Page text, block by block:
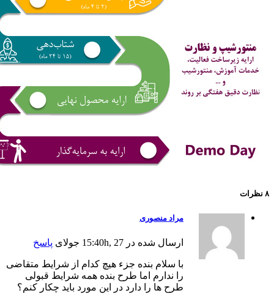
۸ نظرات
مراد منصوری
ارسال شده در 15:40h, 27 جولای پاسخ
با سلام بنده جزء هیچ کدام از شرایط متقاضی
را ندارم اما طرح بنده همه شرایط قبولی
طرح ها را دارد در این مورد باید چکار کنم؟